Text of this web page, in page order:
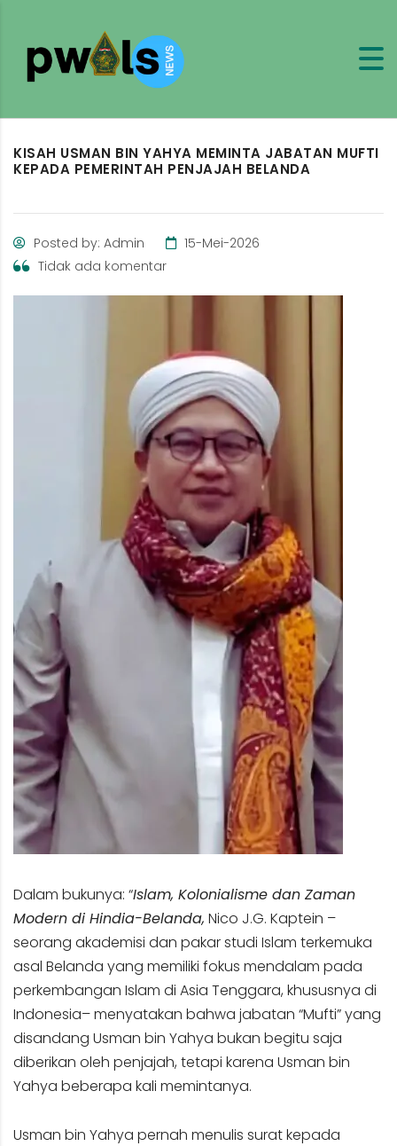
KISAH USMAN BIN YAHYA MEMINTA JABATAN MUFTI
KEPADA PEMERINTAH PENJAJAH BELANDA
Posted by: Admin
15-Mei-2026
Tidak ada komentar
Dalam bukunya: “Islam, Kolonialisme dan Zaman
Modern di Hindia-Belanda, Nico J.G. Kaptein –
seorang akademisi dan pakar studi Islam terkemuka
asal Belanda yang memiliki fokus mendalam pada
perkembangan Islam di Asia Tenggara, khususnya di
Indonesia– menyatakan bahwa jabatan “Mufti” yang
disandang Usman bin Yahya bukan begitu saja
diberikan oleh penjajah, tetapi karena Usman bin
Yahya beberapa kali memintanya.
Usman bin Yahya pernah menulis surat kepada